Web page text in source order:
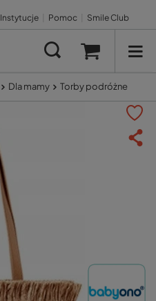
Instytucje Pomoc Smile Club
Dla mamy Torby podróżne